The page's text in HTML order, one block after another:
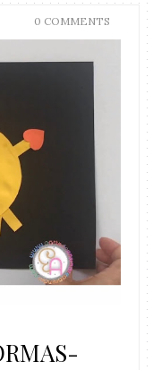
0 COMMENTS